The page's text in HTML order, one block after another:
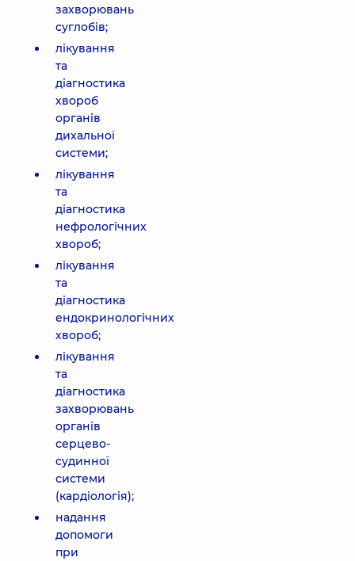
захворювань
суглобів;
лікування
та
діагностика
хвороб
органів
дихальної
системи;
лікування
та
діагностика
нефрологічних
хвороб;
лікування
та
діагностика
ендокринологічних
хвороб;
лікування
та
діагностика
захворювань
органів
серцево-
судинної
системи
(кардіологія);
надання
допомоги
при